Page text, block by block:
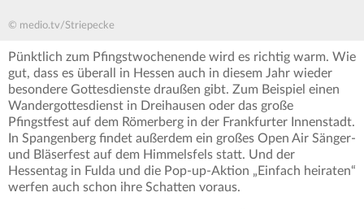
© medio.tv/Striepecke
Pünktlich zum Pfingstwochenende wird es richtig warm. Wie
gut, dass es überall in Hessen auch in diesem Jahr wieder
besondere Gottesdienste draußen gibt. Zum Beispiel einen
Wandergottesdienst in Dreihausen oder das große
Pfingstfest auf dem Römerberg in der Frankfurter Innenstadt.
In Spangenberg findet außerdem ein großes Open Air Sänger-
und Bläserfest auf dem Himmelsfels statt. Und der
Hessentag in Fulda und die Pop-up-Aktion „Einfach heiraten“
werfen auch schon ihre Schatten voraus.